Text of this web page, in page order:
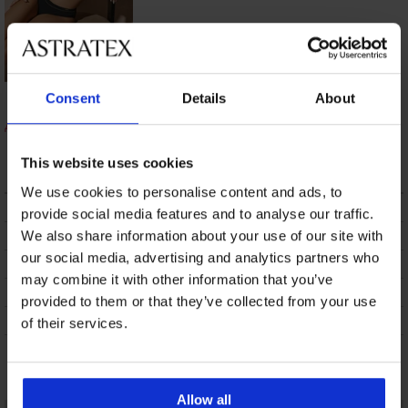
Consent Details About
This website uses cookies
We use cookies to personalise content and ads, to
provide social media features and to analyse our traffic.
We also share information about your use of our site with
our social media, advertising and analytics partners who
may combine it with other information that you’ve
provided to them or that they’ve collected from your use
of their services.
Allow all
Бързосъхнещ
бански костюм от
две части Spacer 3D
93,98 €(183,81 лв.)
ОПИСАНИЕ
ТРАНСПОРТ И ПЛАЩАНЕ
СМЯНА
ПОДДРЪЖКА И ПРАНЕ
ЗА МАРКАТА
Може да ви хареса